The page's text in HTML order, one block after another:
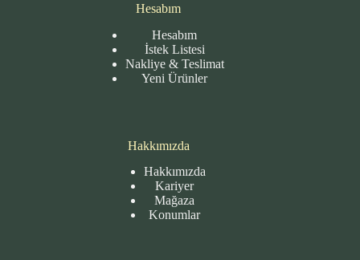
Hesabım
Hesabım
İstek Listesi
Nakliye & Teslimat
Yeni Ürünler
Hakkımızda
Hakkımızda
Kariyer
Mağaza
Konumlar